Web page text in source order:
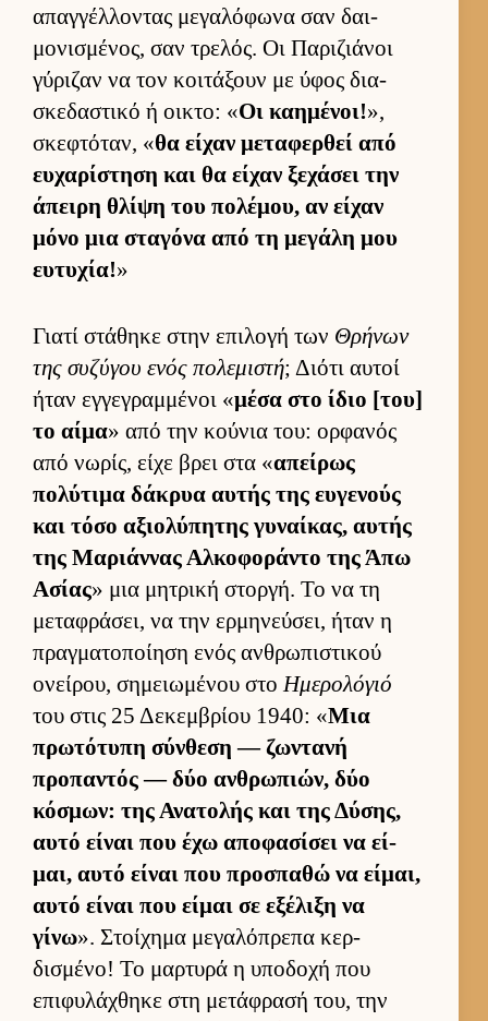
απαγ­γέλ­λοντας μεγαλόφωνα σαν δαι­
μονισμένος, σαν τρελός. Οι Παριζιάνοι
γύριζαν να τον κοι­τάξουν με ύφος δια­
σκεδαστικό ή οι­κτο: «Οι καη­μένοι!»,
σκεφτόταν, «θα εί­χαν μεταφερ­θεί από
ευ­χαρίστηση και θα εί­χαν ξεχάσει την
άπειρη θλίψη του πολέμου, αν εί­χαν
μόνο μια σταγόνα από τη μεγάλη μου
ευ­τυχία!»
Γιατί στάθηκε στην επιλογή των Θρήνων
της συζύγου ενός πολεμιστή; Διότι αυ­τοί
ήταν εγ­γεγραμ­μένοι «μέσα στο ίδιο [του]
το αίμα» από την κού­νια του: ορ­φανός
από νωρίς, είχε βρει στα «απεί­ρως
πολύτιμα δάκρυα αυ­τής της ευ­γενούς
και τόσο αξιο­λύπητης γυναί­κας, αυ­τής
της Μαριάν­νας Αλ­κοφοράντο της Άπω
Ασίας» μια μητρική στορ­γή. Το να τη
μεταφράσει, να την ερ­μηνεύ­σει, ήταν η
πραγ­ματοποί­ηση ενός αν­θρωπιστικού
ονεί­ρου, σημειω­μένου στοΗμερολόγιό
του στις 25 Δεκεμ­βρίου 1940: «Μια
πρωτότυπη σύν­θεση — ζωντανή
προπαντός — δύο αν­θρωπιών, δύο
κόσμων: της Ανατολής και της Δύσης,
αυτό εί­ναι που έχω αποφασίσει να εί­
μαι, αυτό εί­ναι που προσπαθώ να εί­μαι,
αυτό εί­ναι που εί­μαι σε εξέλιξη να
γίνω». Στοί­χημα μεγαλόπρεπα κερ­
δισμένο! Το μαρ­τυρά η υποδοχή που
επιφυλάχθηκε στη μετάφρασή του, την